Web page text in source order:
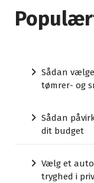
Sådan
tømrer- og
Sådan
dit budget
Vælg et
tryghed i